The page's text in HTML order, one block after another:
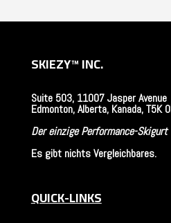
SKIEZY™INC.
Suite 503, 11007 Jasper Avenue
Edmonton, Alberta, Kanada, T5K
Der einzige Performance-
Es gibt nichts Vergleichbares.
QUICK-LINKS